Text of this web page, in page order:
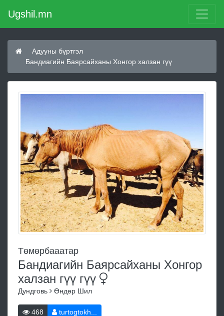
Ugshil.mn
Адууны бүртгэл
Бандиагийн Баярсайханы Хонгор халзан гүү
Төмөрбааатар
Бандиагийн Баярсайханы Хонгор
халзан гүү гүү
Дундговь Өндөр Шил
468 turtogtokh...